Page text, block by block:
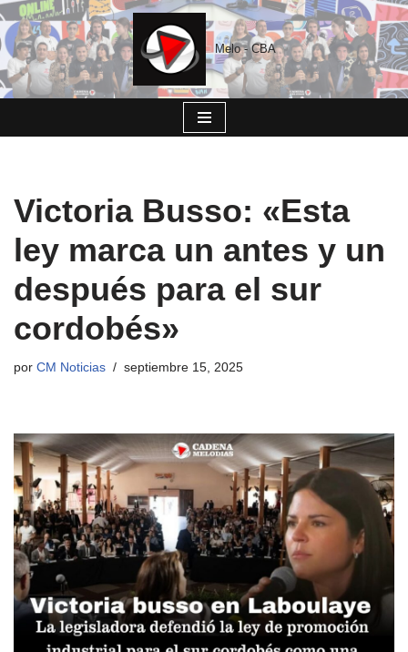
Saltar
al
contenido
Melo - CBA
Victoria Busso: «Esta
ley marca un antes y un
después para el sur
cordobés»
por CM Noticias septiembre 15, 2025